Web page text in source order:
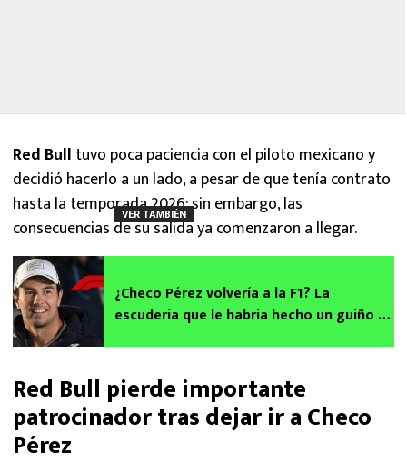
Red Bull tuvo poca paciencia con el piloto mexicano y
decidió hacerlo a un lado, a pesar de que tenía contrato
hasta la temporada 2026; sin embargo, las
consecuencias de su salida ya comenzaron a llegar.
VER TAMBIÉN
¿Checo Pérez volvería a la F1? La
escudería que le habría hecho un guiño al
Red Bull pierde importante
patrocinador tras dejar ir a Checo
Pérez